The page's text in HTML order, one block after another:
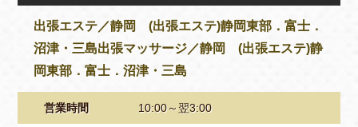
出張エステ／静岡 (出張エステ)静岡東部．富士．
沼津・三島出張マッサージ／静岡 (出張エステ)静
岡東部．富士．沼津・三島
営業時間 10:00～翌3:00